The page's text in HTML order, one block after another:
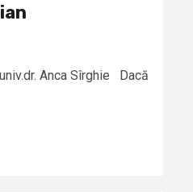
Anca Sîrghie Dacă